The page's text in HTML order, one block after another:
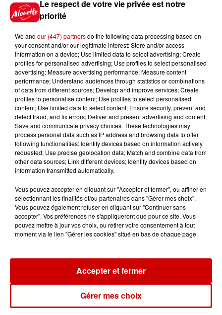
L’association WAVY DANCE
propose une semaine d’essais
GRATUITS (semaine du 19/09/22)
pour ces cours de danse KPOP,
Street-Jazz et HEELS (danse en
talons). Vous trouverez le planning
des cours sur notre page FB Wavy
Dance ou par mail/tel.
Cours ouverts à tous et sur
Poitiers.
Infos
Voir plus
12h41
La comédienne rochefortaise
11h12
Le respect de votre vie privée est notre
priorité
We and our (447) partnersdo the following data processing based on
your consent and/or our legitimate interest: Store and/or access
information on a device; Use limited data to select advertising; Create
profiles for personalised advertising; Use profiles to select personalised
advertising; Measure advertising performance; Measure content
performance; Understand audiences through statistics or combinations
of data from different sources; Develop and improve services; Create
profiles to personalise content; Use profiles to select personalised
content; Use limited data to select content; Ensure security, prevent and
detect fraud, and fix errors; Deliver and present advertising and content;
Save and communicate privacy choices. These technologies may
process personal data such as IP address and browsing data to offer
following functionalities: Identify devices based on information actively
requested; Use precise geolocation data; Match and combine data from
other data sources; Link different devices; Identify devices based on
information transmitted automatically.
Vous pouvez accepter en cliquant sur "Accepter et fermer", ou affiner en
sélectionnant les finalités et/ou partenaires dans "Gérer mes choix".
Vous pouvez également refuser en cliquant sur "Continuer sans
accepter". Vos préférences ne s'appliqueront que pour ce site. Vous
pouvez mettre à jour vos choix, ou retirer votre consentement à tout
moment via le lien "Gérer les cookies" situé en bas de chaque page.
Gérer mes choix
Accepter et fermer